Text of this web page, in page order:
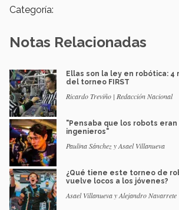
Categoría:
Notas Relacionadas
Ellas son la ley en robótica: 4
del torneo FIRST
Ricardo Treviño | Redacción Nacional
"Pensaba que los robots eran
ingenieros"
Paulina Sánchez y Asael Villanueva
¿Qué tiene este torneo de
vuelve locos a los jóvenes?
Asael Villanueva y Alejandro Navarrete